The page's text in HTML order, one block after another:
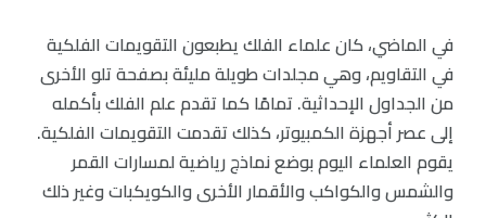
في الماضي، كان علماء الفلك يطبعون التقويمات الفلكية
في التقاويم، وهي مجلدات طويلة مليئة بصفحة تلو الأخرى
من الجداول الإحداثية. تمامًا كما تقدم علم الفلك بأكمله
إلى عصر أجهزة الكمبيوتر، كذلك تقدمت التقويمات الفلكية.
يقوم العلماء اليوم بوضع نماذج رياضية لمسارات القمر
والشمس والكواكب والأقمار الأخرى والكويكبات وغير ذلك